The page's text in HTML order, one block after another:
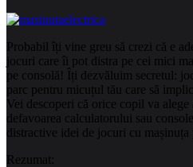
Probabil îți vine greu să crezi că e
jocuri care îi pot distra pe cei mici
pe consolă! Îți dezvăluim secretul:
parc pentru micuțul tău care să
Vei descoperi că orice copil va
defavoarea calculatorului sau
distractive idei de jocuri cu
Rezumat: